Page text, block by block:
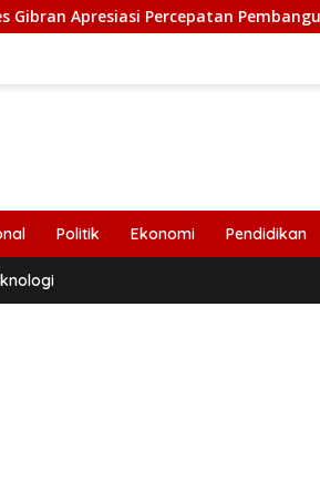
Percepatan Pembangunan Pasca
Politik Ekonomi Pendidikan